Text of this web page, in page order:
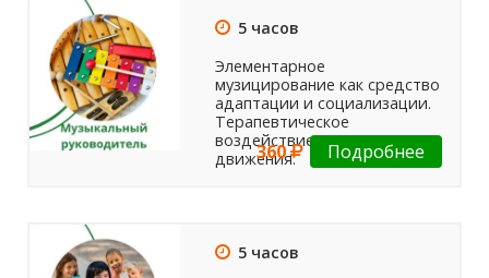
5 часов
Элементарное
музицирование как средство
адаптации и социализации.
Терапевтическое
воздействие музыки и
движения.
360 Подробнее
5 часов